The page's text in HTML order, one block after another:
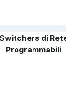
rapida e
Switchers di
Programmabili